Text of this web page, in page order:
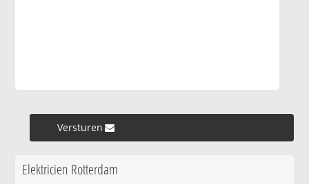
Versturen »
Elektricien Rotterdam